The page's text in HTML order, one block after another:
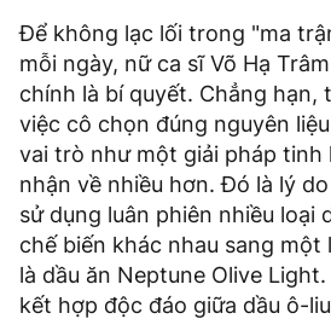
Để không lạc lối trong "ma
mỗi ngày, nữ ca sĩ Võ Hạ
chính là bí quyết. Chẳng hạn,
việc cô chọn đúng nguyên
vai trò như một giải pháp tinh
nhận về nhiều hơn. Đó là lý
sử dụng luân phiên nhiều loại
chế biến khác nhau sang một
là dầu ăn Neptune Olive
kết hợp độc đáo giữa dầu ô-